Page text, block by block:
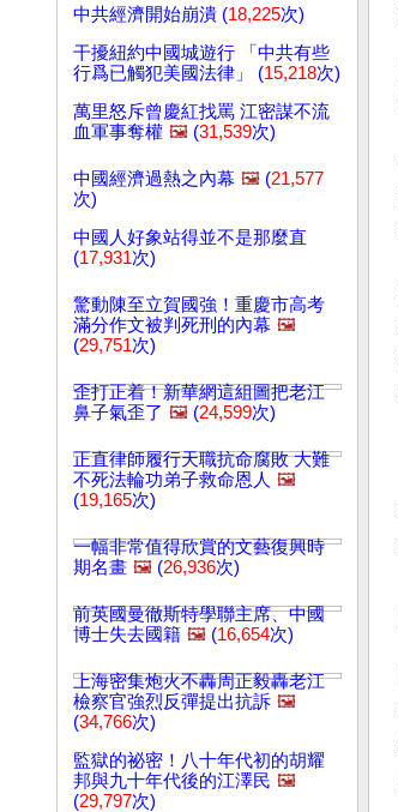
中共經濟開始崩潰 (18,225次)
干擾紐約中國城遊行 「中共有些
行爲已觸犯美國法律」 (15,218次)
萬里怒斥曾慶紅找罵 江密謀不流
血軍事奪權 🖼️ (31,539次)
中國經濟過熱之內幕 🖼️ (21,577
次)
中國人好象站得並不是那麼直
(17,931次)
驚動陳至立賀國強！重慶市高考
滿分作文被判死刑的內幕 🖼️
(29,751次)
歪打正着！新華網這組圖把老江
鼻子氣歪了 🖼️ (24,599次)
正直律師履行天職抗命腐敗 大難
不死法輪功弟子救命恩人 🖼️
(19,165次)
一幅非常值得欣賞的文藝復興時
期名畫 🖼️ (26,936次)
前英國曼徹斯特學聯主席、中國
博士失去國籍 🖼️ (16,654次)
上海密集炮火不轟周正毅轟老江
檢察官強烈反彈提出抗訴 🖼️
(34,766次)
監獄的祕密！八十年代初的胡耀
邦與九十年代後的江澤民 🖼️
(29,797次)